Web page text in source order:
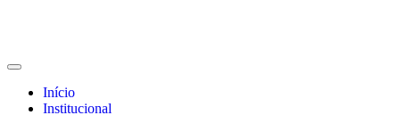
Início
Institucional